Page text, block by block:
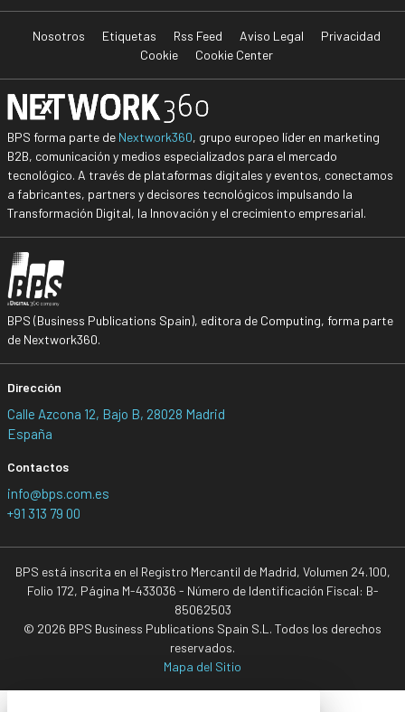
Nosotros Etiquetas Rss Feed Aviso Legal
Privacidad
Cookie
Cookie Center
BPS forma parte de Nextwork360, grupo europeo líder en marketing
B2B, comunicación y medios especializados para el mercado
tecnológico. A través de plataformas digitales y eventos, conectamos
a fabricantes, partners y decisores tecnológicos impulsando la
Transformación Digital, la Innovación y el crecimiento empresarial.
BPS (Business Publications Spain), editora de Computing, forma parte
de Nextwork360.
Dirección
Calle Azcona 12, Bajo B, 28028 Madrid
España
Contactos
info@bps.com.es
+91 313 79 00
BPS está inscrita en el Registro Mercantil de Madrid, Volumen 24.100,
Folio 172, Página M-433036 - Número de Identificación Fiscal: B-
85062503
© 2026 BPS Business Publications Spain S.L. Todos los derechos
reservados.
Mapa del Sitio